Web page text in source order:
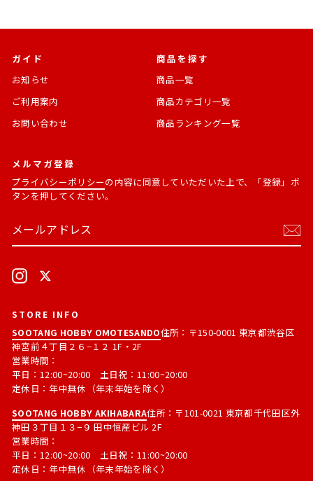
ガイド
お知らせ
ご利用案内
お問い合わせ
商品を探す
商品一覧
商品カテゴリ一覧
商品ランキング一覧
メルマガ登録
プライバシーポリシーの内容に同意していただいた上で、「登録」ボ
タンを押してください。
ー
レ
ス
読
Instagram
STORE INFO
SOOTANG HOBBY OMOTESANDO住所：〒150-0001 東京都渋谷区
神宮前４丁目２６−１２ 1F・2F
営業時間：
平日：12:00~20:00 土日祝：11:00~20:00
定休日：年中無休（年末年始を除く）
SOOTANG HOBBY AKIHABARA住所：〒101-0021 東京都千代田区外
神田３丁目１３−９ 田中恒産ビル 2F
営業時間：
平日：12:00~20:00 土日祝：11:00~20:00
定休日：年中無休（年末年始を除く）